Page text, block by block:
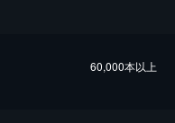
60,000本以上